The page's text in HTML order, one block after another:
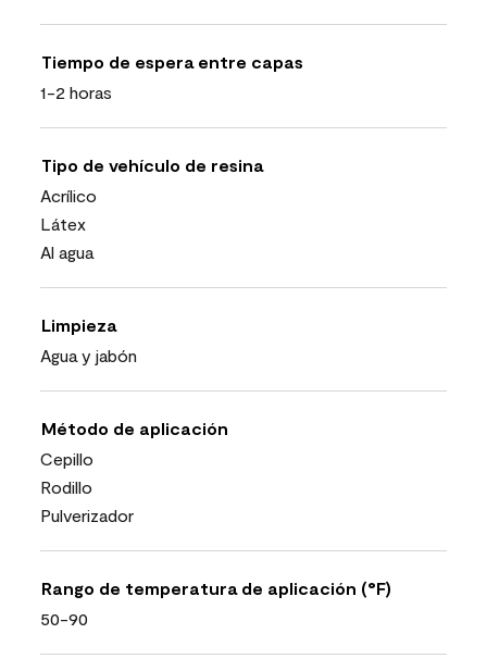
Tiempo de espera entre capas
1-2 horas
Tipo de vehículo de resina
Acrílico
Látex
Al agua
Limpieza
Agua y jabón
Método de aplicación
Cepillo
Rodillo
Pulverizador
Rango de temperatura de aplicación (°F)
50-90